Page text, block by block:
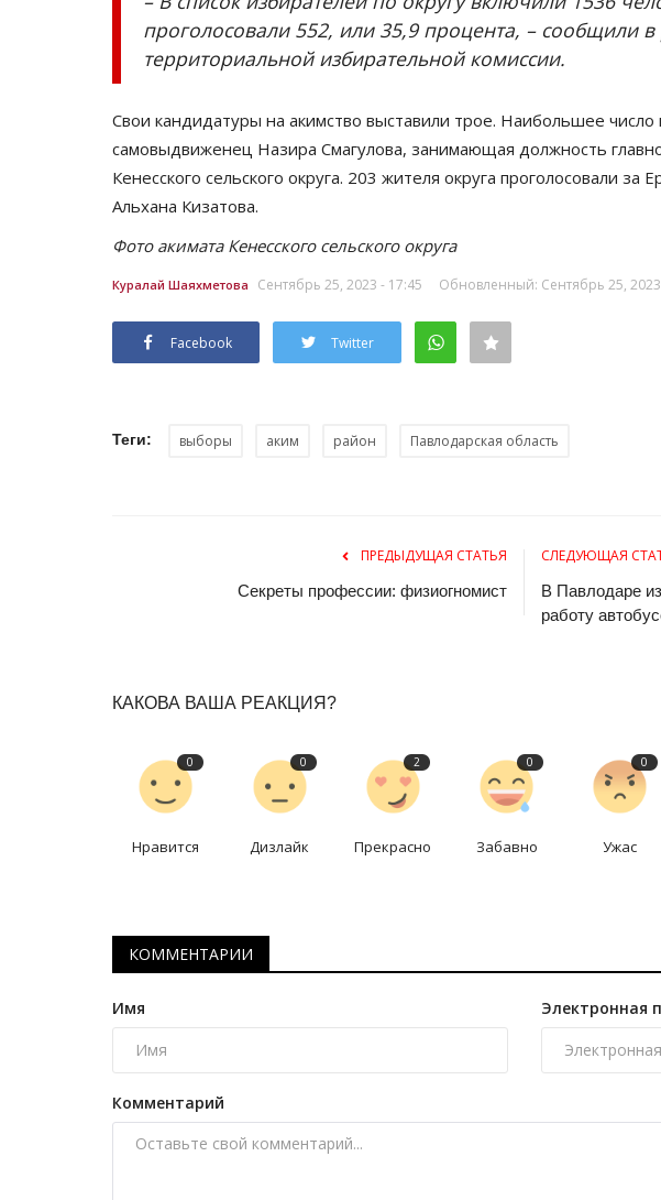
проголосовали 552, или 35,9 процента, – сообщили
территориальной избирательной комиссии.
Свои кандидатуры на акимство выставили трое. Наибольшее число
самовыдвиженец Назира Смагулова, занимающая должность
Кенесского сельского округа. 203 жителя округа проголосовали за
Альхана Кизатова.
Фото акимата Кенесского сельского округа
Куралай Шаяхметова Сентябрь 25, 2023 - 17:45 Обновленный: Сентябрь 25,
Facebook Twitter
Теги: выборы аким район Павлодарская область
ПРЕДЫДУЩАЯ СТАТЬЯ
Секреты профессии: физиогномист
СЛЕДУЮЩАЯ
В Павлодаре
работу
КАКОВА ВАША РЕАКЦИЯ?
0
Нравится
0
Дизлайк
2
Прекрасно
0
Забавно
0
Ужас
КОММЕНТАРИИ
Имя Электронная
Комментарий
Секреты профессии
Секреты профессии: гид по
Авг 6, 2026